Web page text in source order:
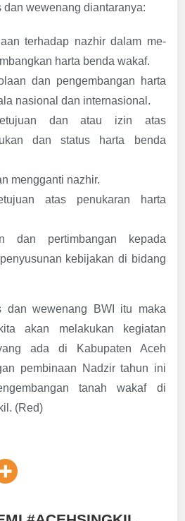
dan wewenang diantaranya:
terhadap nazhir dalam me-
harta benda wakaf.
dan pengembangan harta
nasional dan internasional.
dan atau izin atas
dan status harta benda
mengganti nazhir.
atas penukaran harta
dan pertimbangan kepada
kebijakan di bidang
dan wewenang BWI itu maka
akan melakukan kegiatan
ada di Kabupaten Aceh
pembinaan Nadzir tahun ini
tanah wakaf di
(Red)